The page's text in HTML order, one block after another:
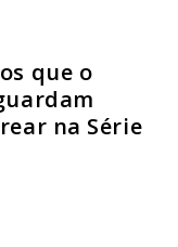
que o
na Série